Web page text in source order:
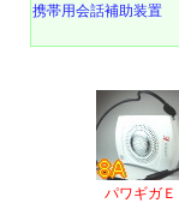
携帯用会話補助装置
パワギガＥ